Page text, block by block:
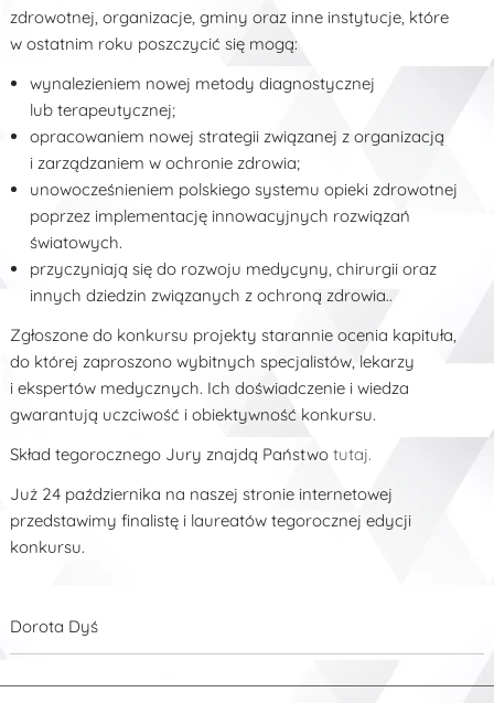
zdrowotnej, organizacje, gminy oraz inne instytucje, które
w ostatnim roku poszczycić się mogą:
wynalezieniem nowej metody diagnostycznej
lub terapeutycznej;
opracowaniem nowej strategii związanej z organizacją
i zarządzaniem w ochronie zdrowia;
unowocześnieniem polskiego systemu opieki zdrowotnej
poprzez implementację innowacyjnych rozwiązań
światowych.
przyczyniają się do rozwoju medycyny, chirurgii oraz
innych dziedzin związanych z ochroną zdrowia..
Zgłoszone do konkursu projekty starannie ocenia kapituła,
do której zaproszono wybitnych specjalistów, lekarzy
i ekspertów medycznych. Ich doświadczenie i wiedza
gwarantują uczciwość i obiektywność konkursu.
Skład tegorocznego Jury znajdą Państwotutaj.
Już 24 października na naszej stronie internetowej
przedstawimy finalistę i laureatów tegorocznej edycji
konkursu.
Dorota Dyś